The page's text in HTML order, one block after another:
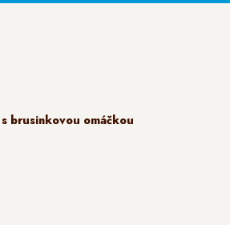
brusinkovou omáčkou